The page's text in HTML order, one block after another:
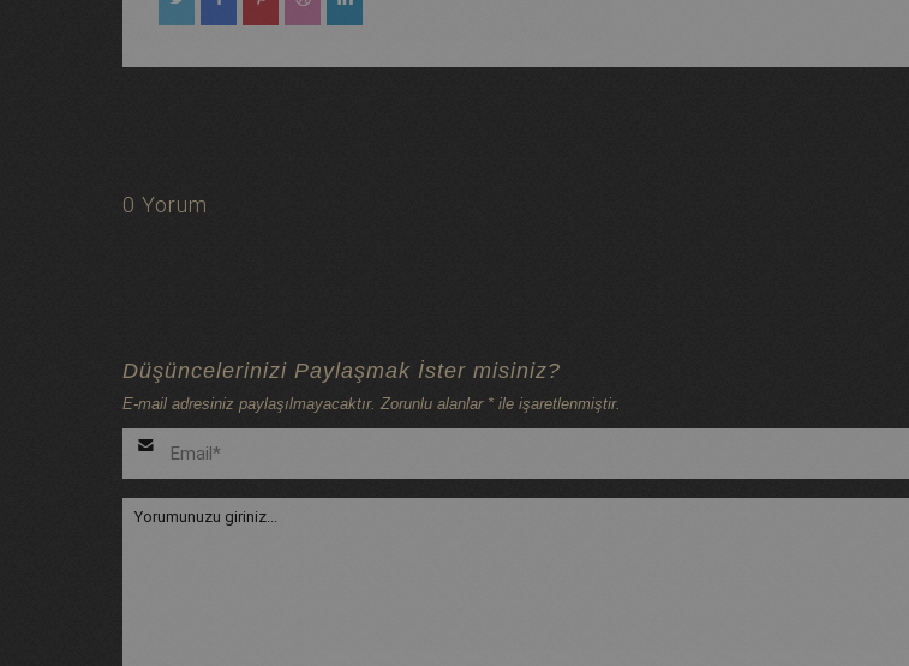
0 Yorum
Düşüncelerinizi Paylaşmak İster misiniz?
E-mail adresiniz paylaşılmayacaktır. Zorunlu alanlar * ile işaretlenmiştir.